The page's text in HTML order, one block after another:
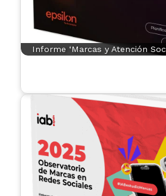
Informe ‘Marcas y Atención